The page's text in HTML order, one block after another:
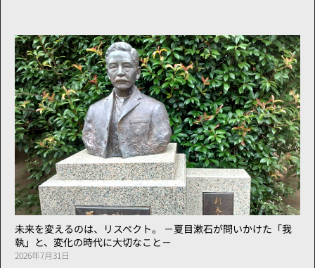
未来を変えるのは、リスペクト。 －夏目漱石が問いかけた「我
執」と、変化の時代に大切なこと－
2026年7月31日